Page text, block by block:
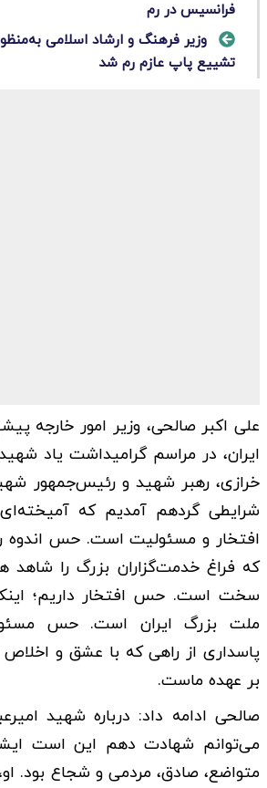
فرانسیس در رم
وزیر فرهنگ و ارشاد اسلامی
تشییع پاپ عازم رم شد
علی اکبر صالحی، وزیر امور خارجه
ایران، در مراسم گرامیداشت یاد
خرازی، رهبر شهید و رئیس‌جمهور
شرایطی گردهم آمدیم که
افتخار و مسئولیت است. حس اندوه
که فراغ خدمت‌گزاران بزرگ را شاهد
سخت است. حس افتخار داریم؛
ملت بزرگ ایران است. حس
پاسداری از راهی که با عشق و
بر عهده ماست.
صالحی ادامه داد: درباره شهید
می‌توانم شهادت دهم این است
متواضع، صادق، ‌مردمی و شجاع بود.